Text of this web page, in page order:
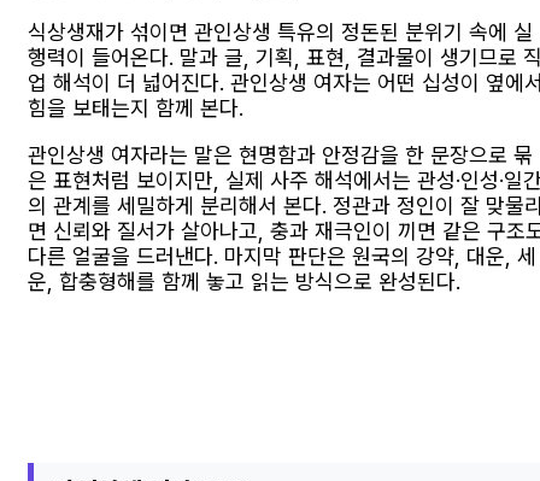
식상생재가 섞이면 관인상생 특유의 정돈된 분위기 속에 실
행력이 들어온다. 말과 글, 기획, 표현, 결과물이 생기므로
업 해석이 더 넓어진다. 관인상생 여자는 어떤 십성이 옆에
힘을 보태는지 함께 본다.
관인상생 여자라는 말은 현명함과 안정감을 한 문장으로 묶
은 표현처럼 보이지만, 실제 사주 해석에서는 관성·인성·일
의 관계를 세밀하게 분리해서 본다. 정관과 정인이 잘 맞물
면 신뢰와 질서가 살아나고, 충과 재극인이 끼면 같은 구조
다른 얼굴을 드러낸다. 마지막 판단은 원국의 강약, 대운, 세
운, 합충형해를 함께 놓고 읽는 방식으로 완성된다.